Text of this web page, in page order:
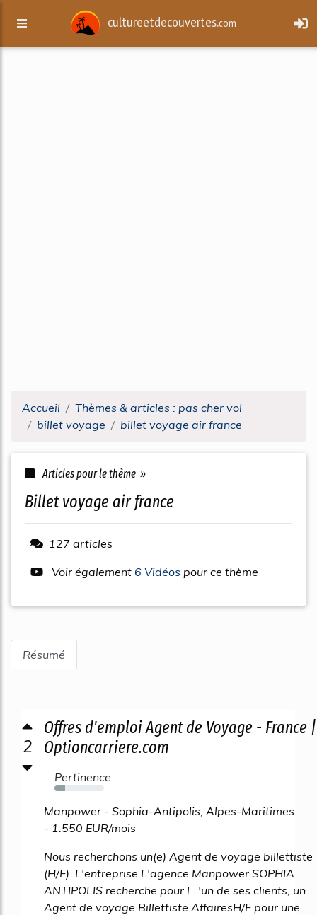
cultureetdecouvertes.com
Accueil
Thèmes & articles : pas cher vol
billet voyage
billet voyage air france
Articles pour le thème »
billet voyage air france
127 articles
Voir également 6 Vidéos pour ce thème
Résumé
2
Offres d'emploi Agent de Voyage - France |
Optioncarriere.com
Pertinence
21%
Manpower - Sophia-Antipolis, Alpes-Maritimes
- 1.550 EUR/mois
Nous recherchons un(e) Agent de voyage billettiste
(H/F). L'entreprise L'agence Manpower SOPHIA
ANTIPOLIS recherche pour l...'un de ses clients, un
Agent de voyage Billettiste AffairesH/F pour une